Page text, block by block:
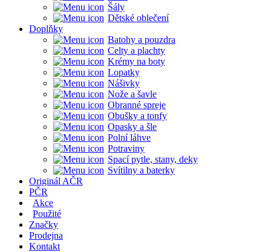
Šály
Dětské oblečení
Doplňky
Batohy a pouzdra
Celty a plachty
Krémy na boty
Lopatky
Nášivky
Nože a šavle
Obranné spreje
Obušky a tonfy
Opasky a šle
Polní láhve
Potraviny
Spací pytle, stany, deky
Svítilny a baterky
Originál AČR
PČR
Akce
Použité
Značky
Prodejna
Kontakt